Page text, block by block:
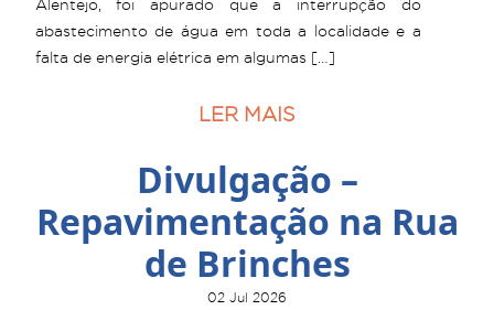
Alentejo, foi apurado que a interrupção do
abastecimento de água em toda a localidade e a
falta de energia elétrica em algumas […]
LER MAIS
Divulgação –
Repavimentação na Rua
de Brinches
02 Jul 2026